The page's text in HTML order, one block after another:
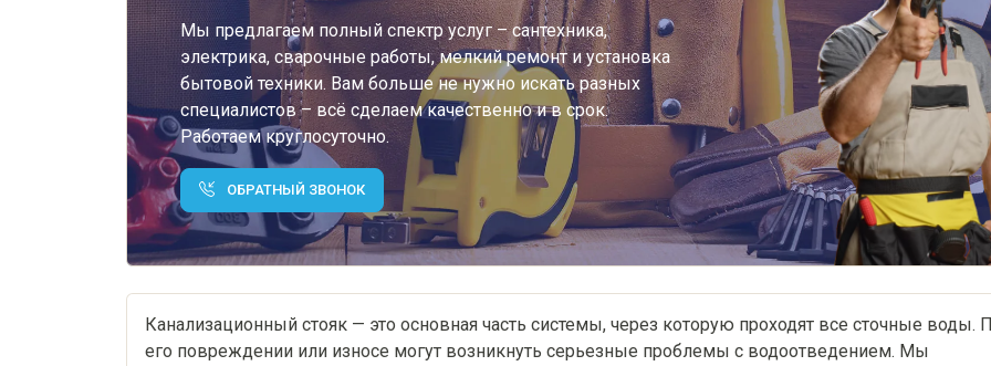
Мы предлагаем полный спектр услуг – сантехника,
электрика, сварочные работы, мелкий ремонт и установка
бытовой техники. Вам больше не нужно искать разных
специалистов – всё сделаем качественно и в срок.
Работаем круглосуточно.
ОБРАТНЫЙ ЗВОНОК
Канализационный стояк — это основная часть системы, через которую проходят все сточные воды.
его повреждении или износе могут возникнуть серьезные проблемы с водоотведением. Мы